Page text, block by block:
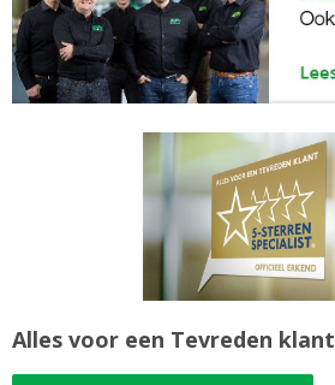
Alles voor een Tevreden klant